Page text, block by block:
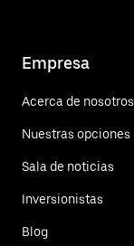
Empresa
Acerca de nosotros
Nuestras opciones
Sala de noticias
Inversionistas
Blog